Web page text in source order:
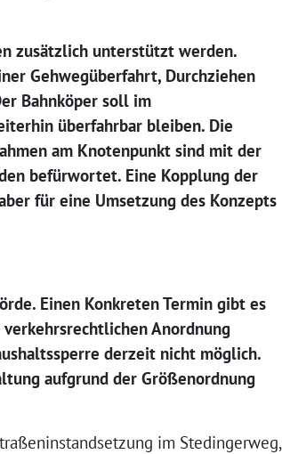
zusätzlich unterstützt werden.
Gehwegüberfahrt, Durchziehen
Bahnköper soll im
überfahrbar bleiben. Die
am Knotenpunkt sind mit der
befürwortet. Eine Kopplung der
für eine Umsetzung des Konzepts
Einen Konkreten Termin gibt es
Anordnung
derzeit nicht möglich.
aufgrund der Größenordnung
im Stedingerweg,